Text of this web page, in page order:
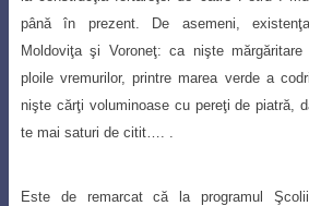
până în prezent. De asemeni,
Moldoviţa şi Voroneţ: ca nişte
ploile vremurilor, printre marea verde a
nişte cărţi voluminoase cu pereţi de piatră,
te mai saturi de citit…. .
Este de remarcat că la programul